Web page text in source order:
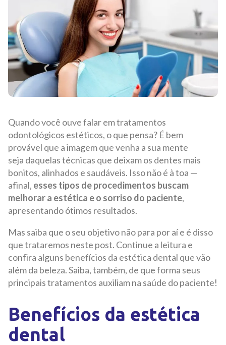
Quando você ouve falar em tratamentos
odontológicos estéticos, o que pensa? É bem
provável que a imagem que venha a sua mente
seja daquelas técnicas que deixam os dentes mais
bonitos, alinhados e saudáveis. Isso não é à toa —
afinal, esses tipos de procedimentos buscam
melhorar a estética e o sorriso do paciente,
apresentando ótimos resultados.
Mas saiba que o seu objetivo não para por aí e é disso
que trataremos neste post. Continue a leitura e
confira alguns benefícios da estética dental que vão
além da beleza. Saiba, também, de que forma seus
principais tratamentos auxiliam na saúde do paciente!
Benefícios da estética
dental